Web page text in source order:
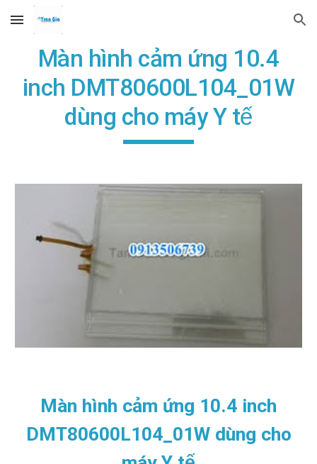
Skip to main content Skip to navigation
Màn hình cảm ứng 10.4
inch DMT80600L104_01W
dùng cho máy Y tế
Màn hình cảm ứng 10.4 inch
DMT80600L104_01W dùng cho